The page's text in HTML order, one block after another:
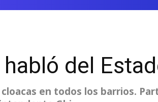
del
en todos los barrios.